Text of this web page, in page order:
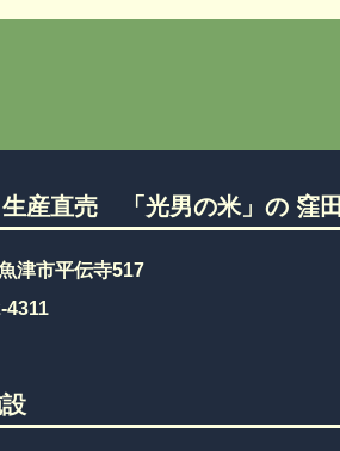
産直売 「光男の米」の 窪
津市平伝寺517
4311